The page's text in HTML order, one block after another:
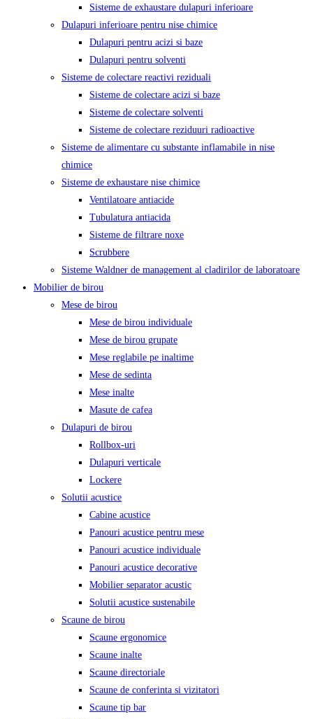
Sisteme de exhaustare dulapuri inferioare
Dulapuri inferioare pentru nise chimice
Dulapuri pentru acizi si baze
Dulapuri pentru solventi
Sisteme de colectare reactivi reziduali
Sisteme de colectare acizi si baze
Sisteme de colectare solventi
Sisteme de colectare reziduuri radioactive
Sisteme de alimentare cu substante inflamabile in nise
chimice
Sisteme de exhaustare nise chimice
Ventilatoare antiacide
Tubulatura antiacida
Sisteme de filtrare noxe
Scrubbere
Sisteme Waldner de management al cladirilor de laboratoare
Mobilier de birou
Mese de birou
Mese de birou individuale
Mese de birou grupate
Mese reglabile pe inaltime
Mese de sedinta
Mese inalte
Masute de cafea
Dulapuri de birou
Rollbox-uri
Dulapuri verticale
Lockere
Solutii acustice
Cabine acustice
Panouri acustice pentru mese
Panouri acustice individuale
Panouri acustice decorative
Mobilier separator acustic
Solutii acustice sustenabile
Scaune de birou
Scaune ergonomice
Scaune inalte
Scaune directoriale
Scaune de conferinta si vizitatori
Scaune tip bar